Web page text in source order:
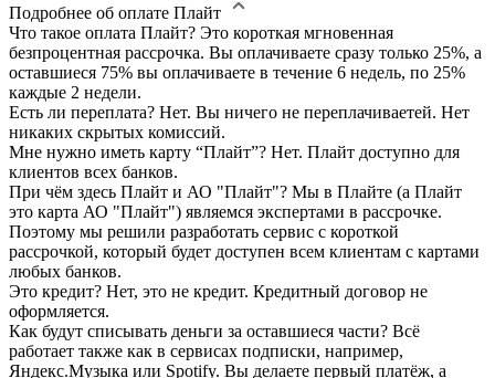
Подробнее об оплате Плайт
Что такое оплата Плайт? Это короткая мгновенная
безпроцентная рассрочка. Вы оплачиваете сразу только 25%, а
оставшиеся 75% вы оплачиваете в течение 6 недель, по 25%
каждые 2 недели.
Есть ли переплата? Нет. Вы ничего не переплачиваетей. Нет
никаких скрытых комиссий.
Мне нужно иметь карту “Плайт”? Нет. Плайт доступно для
клиентов всех банков.
При чём здесь Плайт и АО "Плайт"? Мы в Плайте (а Плайт
это карта АО "Плайт") являемся экспертами в рассрочке.
Поэтому мы решили разработать сервис с короткой
рассрочкой, который будет доступен всем клиентам с картами
любых банков.
Это кредит? Нет, это не кредит. Кредитный договор не
оформляется.
Как будут списывать деньги за оставшиеся части? Всё
работает также как в сервисах подписки, например,
Яндекс.Музыка или Spotify. Вы делаете первый платёж, а